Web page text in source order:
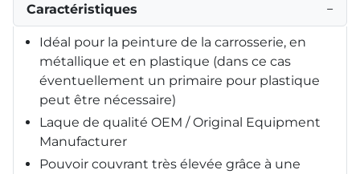
Caractéristiques −
Idéal pour la peinture de la carrosserie, en
métallique et en plastique (dans ce cas
éventuellement un primaire pour plastique
peut être nécessaire)
Laque de qualité OEM / Original Equipment
Manufacturer
Pouvoir couvrant très élevée grâce à une